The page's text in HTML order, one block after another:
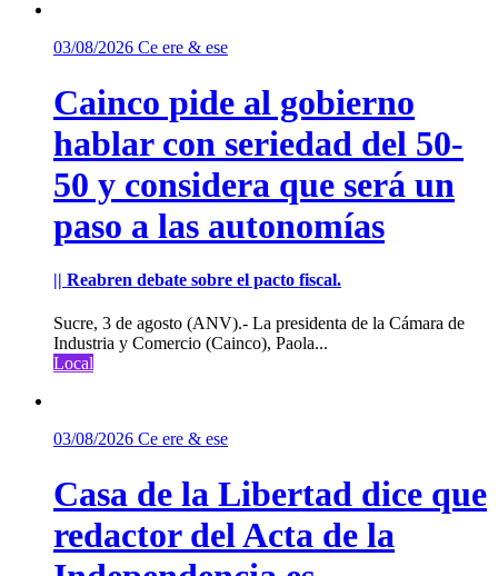
03/08/2026 Ce ere & ese
Cainco pide al gobierno
hablar con seriedad del 50-
50 y considera que será un
paso a las autonomías
|| Reabren debate sobre el pacto fiscal.
Sucre, 3 de agosto (ANV).- La presidenta de la Cámara de
Industria y Comercio (Cainco), Paola...
Local
03/08/2026 Ce ere & ese
Casa de la Libertad dice que
redactor del Acta de la